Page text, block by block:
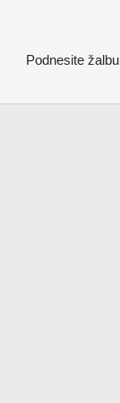
Podnesite žalbu